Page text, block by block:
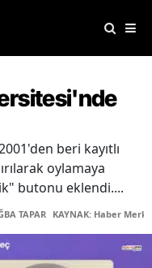
beri kayıtlı
oylamaya
butonu eklendi....
TAPAR KAYNAK: Haber